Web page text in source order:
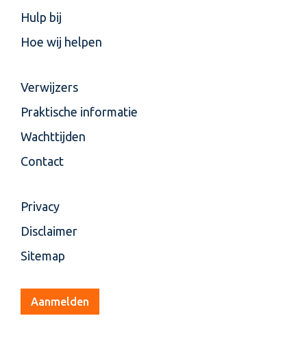
Hulp bij
Hoe wij helpen
Verwijzers
Praktische informatie
Wachttijden
Contact
Privacy
Disclaimer
Sitemap
Aanmelden